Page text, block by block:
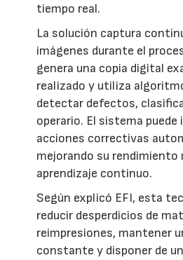
tiempo real.
La solución captura
imágenes durante el
genera una copia digital
realizado y utiliza
detectar defectos,
operario. El sistema
acciones correctivas
mejorando su rendimiento
aprendizaje continuo.
Según explicó EFI, esta
reducir desperdicios de
reimpresiones, mantener
constante y disponer de